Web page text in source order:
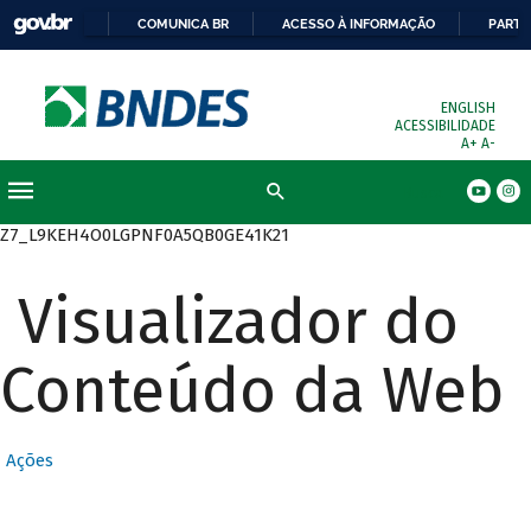
COMUNICA BR ACESSO À INFORMAÇÃO
ENGLISH
ACESSIBILIDADE
A+ A-
Z7_L9KEH4O0LGPNF0A5QB0GE41K21
Visualizador do
Conteúdo da Web
Ações